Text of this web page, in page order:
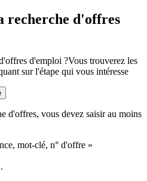
recherche d'offres
d'emploi ?Vous trouverez les
sur l'étape qui vous intéresse
d'offres, vous devez saisir au moins
mot-clé, n° d'offre »